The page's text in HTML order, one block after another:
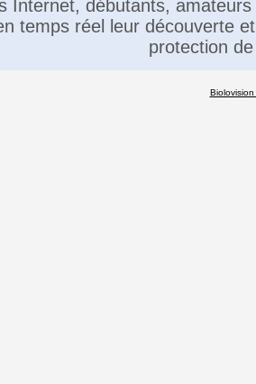
Internet, débutants,
temps réel leur découverte
protection
Biolovision